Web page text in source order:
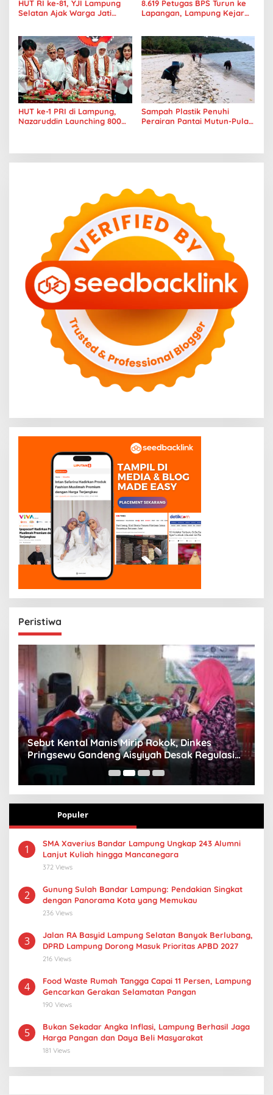
HUT RI ke-81, YJI Lampung
Selatan Ajak Warga Jati
8.619 Petugas BPS Turun ke
Lapangan, Lampung Kejar
HUT ke-1 PRI di Lampung,
Nazaruddin Launching 800
Sampah Plastik Penuhi
Perairan Pantai Mutun-Pulau
Peristiwa
Sebut Kental Manis Mirip Rokok, Dinkes
Pringsewu Gandeng Aisyiyah Desak Regulasi
Gizi Anak
Populer
1
SMA Xaverius Bandar Lampung Ungkap 243 Alumni
Lanjut Kuliah hingga Mancanegara
372 Views
2
Gunung Sulah Bandar Lampung: Pendakian Singkat
dengan Panorama Kota yang Memukau
236 Views
3
Jalan RA Basyid Lampung Selatan Banyak Berlubang,
DPRD Lampung Dorong Masuk Prioritas APBD 2027
216 Views
4
Food Waste Rumah Tangga Capai 11 Persen, Lampung
Gencarkan Gerakan Selamatan Pangan
190 Views
5
Bukan Sekadar Angka Inflasi, Lampung Berhasil Jaga
Harga Pangan dan Daya Beli Masyarakat
181 Views